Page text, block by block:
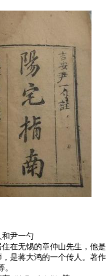
和尹一勺
在无锡的章仲山先生，他是
是蒋大鸿的一个传人。著作
。